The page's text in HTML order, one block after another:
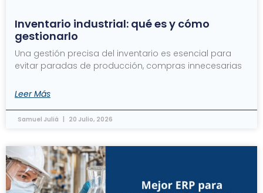
Inventario industrial: qué es y cómo
gestionarlo
Una gestión precisa del inventario es esencial para
evitar paradas de producción, compras innecesarias
Leer Más
Samuel Juliá 20 Julio, 2026